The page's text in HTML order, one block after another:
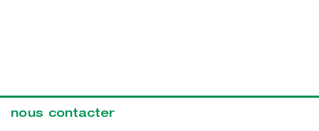
nous contacter